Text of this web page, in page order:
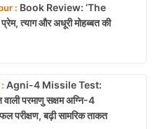
: Book Review: ‘The
त्याग और अधूरी मोहब्बत की
Agni-4 Missile Test:
परमाणु सक्षम अग्नि-4
परीक्षण, बढ़ी सामरिक ताकत